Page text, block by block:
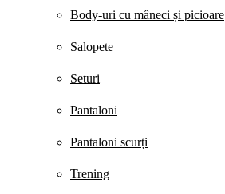
Body-uri cu mâneci și picioare
Salopete
Seturi
Pantaloni
Pantaloni scurți
Trening